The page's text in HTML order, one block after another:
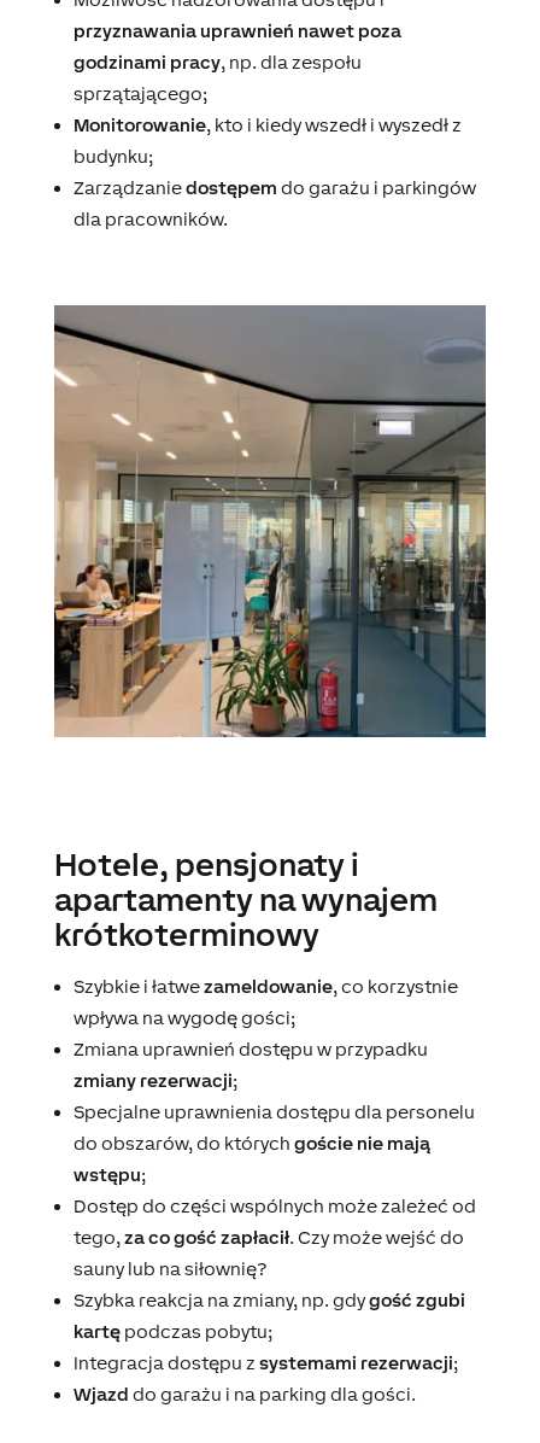
przyznawania uprawnień nawet poza
godzinami pracy, np. dla zespołu
sprzątającego;
Monitorowanie, kto i kiedy wszedł i wyszedł z
budynku;
Zarządzaniedostępem do garażu i parkingów
dla pracowników.
Hotele, pensjonaty i
apartamenty na wynajem
krótkoterminowy
Szybkie i łatwezameldowanie, co korzystnie
wpływa na wygodę gości;
Zmiana uprawnień dostępu w przypadku
zmiany rezerwacji;
Specjalne uprawnienia dostępu dla personelu
do obszarów, do których goście nie mają
wstępu;
Dostęp do części wspólnych może zależeć od
tego, za co gość zapłacił. Czy może wejść do
sauny lub na siłownię?
Szybka reakcja na zmiany, np. gdygość zgubi
kartępodczas pobytu;
Integracja dostępu z systemami rezerwacji;
Wjazd do garażu i na parking dla gości.